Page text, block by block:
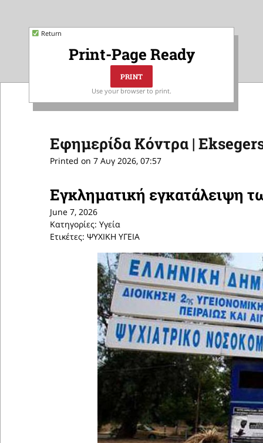
Return
Print-Page Ready
Use your browser to print.
Εφημερίδα Κόντρα |
Printed on 7 Αυγ 2026, 07:57
Εγκληματική εγκατάλειψη
June 7, 2026
Κατηγορίες: Υγεία
Ετικέτες: ΨΥΧΙΚΗ ΥΓΕΙΑ